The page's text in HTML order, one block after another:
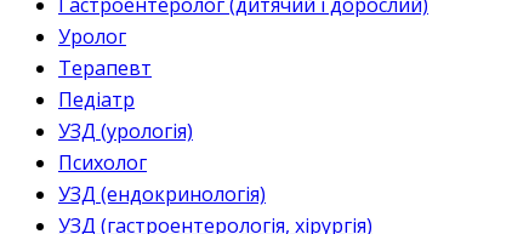
Уролог
Терапевт
Педіатр
УЗД (урологія)
Психолог
УЗД (ендокринологія)
УЗД (гастроентерологія, хірургія)